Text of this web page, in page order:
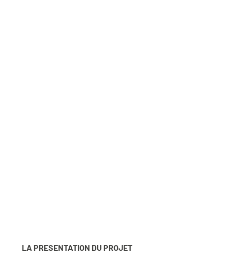
LA PRESENTATION DU PROJET